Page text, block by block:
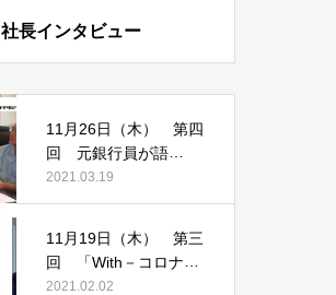
社長インタビュー
11月26日（木） 第四
回 元銀行員が語
る！！ 賢い銀行との
付き合い方
2021.03.19
11月19日（木） 第三
回 「With－コロナ
After－コロナ」変化に
2021.02.02